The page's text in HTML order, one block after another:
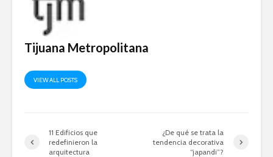
Tijuana Metropolitana
VIEW ALL POSTS
11 Edificios que
redefinieron la
arquitectura
¿De qué se trata la
tendencia decorativa
“japandi”?